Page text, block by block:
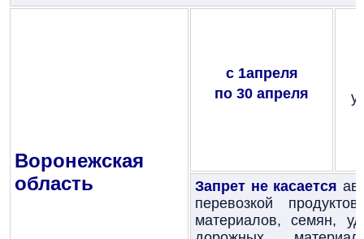
Воронежская
область
с 1апреля
по 30 апреля
Запрет не касается
перевозкой
материалов, семян,